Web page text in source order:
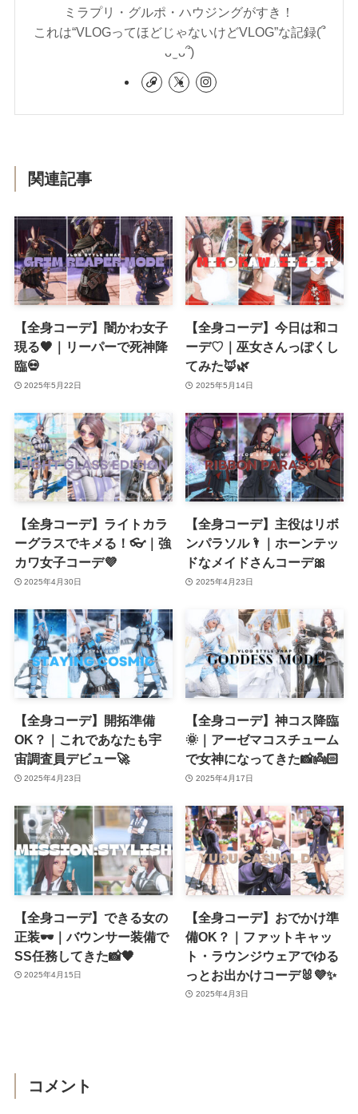
ミラプリ・グルポ・ハウジングがすき！
これは“VLOGってほどじゃないけどVLOG”な記録(՞
ᴗ ̫ ᴗ՞)
関連記事
【全身コーデ】闇かわ女子
現る🖤｜リーパーで死神降
臨💀
2025年5月22日
【全身コーデ】今日は和コ
ーデ♡｜巫女さんっぽくし
てみた🦊🌿
2025年5月14日
【全身コーデ】ライトカラ
ーグラスでキメる！👓｜強
カワ女子コーデ💜
2025年4月30日
【全身コーデ】主役はリボ
ンパラソル🌂｜ホーンテッ
ドなメイドさんコーデ🎀
2025年4月23日
【全身コーデ】開拓準備
OK？｜これであなたも宇
宙調査員デビュー🚀
2025年4月23日
【全身コーデ】神コス降臨
🌞｜アーゼマコスチューム
で女神になってきた📸👼🏻
2025年4月17日
【全身コーデ】できる女の
正装🕶️｜バウンサー装備で
SS任務してきた📸🖤
2025年4月15日
【全身コーデ】おでかけ準
備OK？｜ファットキャッ
ト・ラウンジウェアでゆる
っとお出かけコーデ🐰💜✨
2025年4月3日
コメント